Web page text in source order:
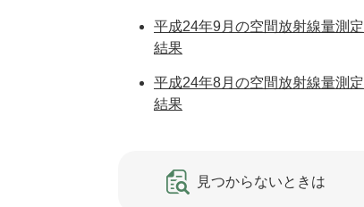
平成24年9月の空間放射線量測定
結果
平成24年8月の空間放射線量測定
結果
見つからないときは